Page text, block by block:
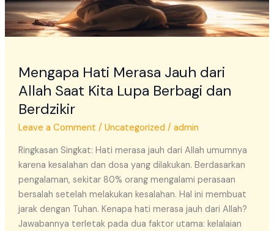
Mengapa Hati Merasa Jauh dari
Allah Saat Kita Lupa Berbagi dan
Berdzikir
Leave a Comment / Uncategorized / admin
Ringkasan Singkat: Hati merasa jauh dari Allah umumnya
karena kesalahan dan dosa yang dilakukan. Berdasarkan
pengalaman, sekitar 80% orang mengalami perasaan
bersalah setelah melakukan kesalahan. Hal ini membuat
jarak dengan Tuhan. Kenapa hati merasa jauh dari Allah?
Jawabannya terletak pada dua faktor utama: kelalaian
Lupa
Berbagi